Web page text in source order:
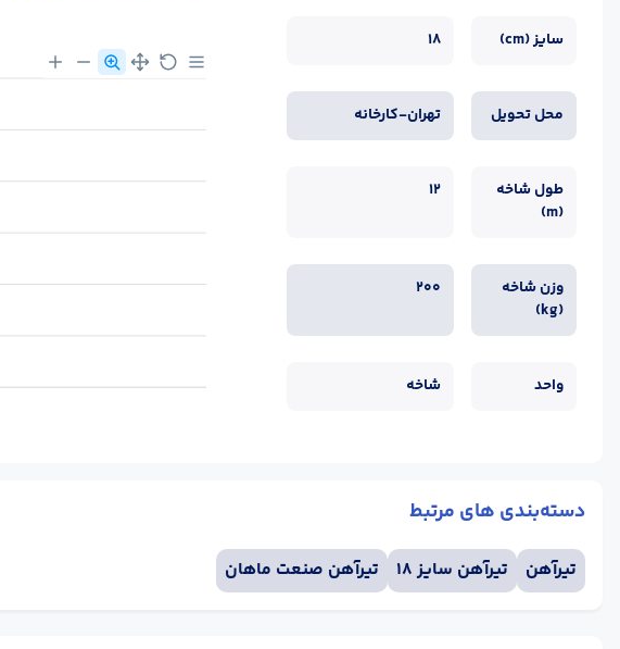
سایز (cm) 18
محل تحویل تهران-کارخانه
طول شاخه
(m)
12
وزن شاخه
(kg)
200
واحد شاخه
دسته‌بندی های مرتبط
تیرآهن تیرآهن سایز 18 تیرآهن صنعت ماهان